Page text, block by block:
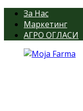
За Нас
Маркетинг
АГРО ОГЛАСИ